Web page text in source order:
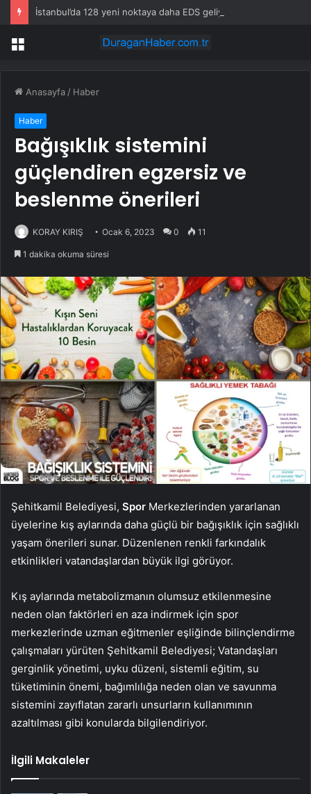
İstanbul’da 128 yeni noktaya daha EDS geliyor
Menü
Anasayfa / Haber
Haber
Bağışıklık sistemini
güçlendiren egzersiz ve
beslenme önerileri
KORAY KIRIŞ Ocak 6, 2023 0 11
1 dakika okuma süresi
Şehitkamil Belediyesi, Spor Merkezlerinden yararlanan
üyelerine kış aylarında daha güçlü bir bağışıklık için sağlıklı
yaşam önerileri sunar. Düzenlenen renkli farkındalık
etkinlikleri vatandaşlardan büyük ilgi görüyor.
Kış aylarında metabolizmanın olumsuz etkilenmesine
neden olan faktörleri en aza indirmek için spor
merkezlerinde uzman eğitmenler eşliğinde bilinçlendirme
çalışmaları yürüten Şehitkamil Belediyesi; Vatandaşları
gerginlik yönetimi, uyku düzeni, sistemli eğitim, su
tüketiminin önemi, bağımlılığa neden olan ve savunma
sistemini zayıflatan zararlı unsurların kullanımının
azaltılması gibi konularda bilgilendiriyor.
İlgili Makaleler